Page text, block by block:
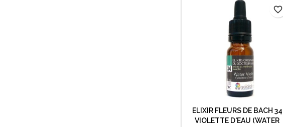
ELIXIR FLEURS DE BACH 34
VIOLETTE D'EAU (WATER
favorite_border